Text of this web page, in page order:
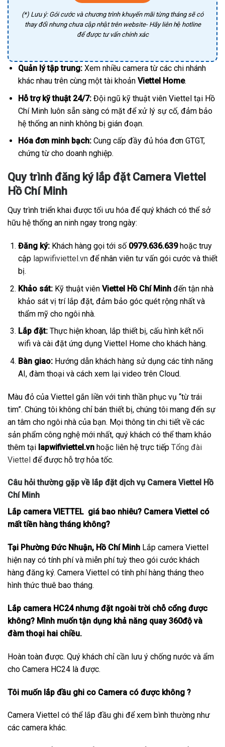
(*) Lưu ý: Gói cước và chương trình khuyến mãi từng tháng sẽ có
thay đổi nhưng chưa cập nhật trên website- Hãy liên hệ hotline
để được tư vấn chính xác
Quản lý tập trung:Xem nhiều camera từ các chi nhánh
khác nhau trên cùng một tài khoản Viettel Home.
Hỗ trợ kỹ thuật 24/7:Đội ngũ kỹ thuật viên Viettel tại Hồ
Chí Minh luôn sẵn sàng có mặt để xử lý sự cố, đảm bảo
hệ thống an ninh không bị gián đoạn.
Hóa đơn minh bạch:Cung cấp đầy đủ hóa đơn GTGT,
chứng từ cho doanh nghiệp.
Quy trình đăng ký lắp đặt Camera Viettel
Hồ Chí Minh
Quy trình triển khai được tối ưu hóa để quý khách có thể sở
hữu hệ thống an ninh ngay trong ngày:
Đăng ký:Khách hàng gọi tới số 0979.636.639hoặc truy
cập lapwifiviettel.vnđể nhân viên tư vấn gói cước và thiết
bị.
Khảo sát:Kỹ thuật viên Viettel Hồ Chí Minhđến tận nhà
khảo sát vị trí lắp đặt, đảm bảo góc quét rộng nhất và
thẩm mỹ cho ngôi nhà.
Lắp đặt:Thực hiện khoan, lắp thiết bị, cấu hình kết nối
wifi và cài đặt ứng dụng Viettel Home cho khách hàng.
Bàn giao:Hướng dẫn khách hàng sử dụng các tính năng
AI, đàm thoại và cách xem lại video trên Cloud.
Màu đỏ của Viettel gắn liền với tinh thần phục vụ “từ trái
tim”. Chúng tôi không chỉ bán thiết bị, chúng tôi mang đến sự
an tâm cho ngôi nhà của bạn. Mọi thông tin chi tiết về các
sản phẩm công nghệ mới nhất, quý khách có thể tham khảo
thêm tại lapwifiviettel.vn hoặc liên hệ trực tiếp Tổng đài
Viettel để được hỗ trợ hỏa tốc.
Câu hỏi thường gặp về lắp đặt dịch vụ Camera Viettel Hồ
Chí Minh
Lắp camera VIETTEL giá bao nhiêu? Camera Viettel có
mất tiền hàng tháng không?
Tại Phường Đức Nhuận, Hồ Chí Minh Lắp camera Viettel
hiện nay có tính phí và miễn phí tuỳ theo gói cước khách
hàng đăng ký. Camera Viettel có tính phí hàng tháng theo
hình thức thuê bao tháng.
Lắp camera HC24 nhưng đặt ngoài trời chỗ cổng được
không? Mình muốn tận dụng khả năng quay 360độ và
đàm thoại hai chiều.
Hoàn toàn được. Quý khách chỉ cần lưu ý chống nước và ẩm
cho Camera HC24 là được.
Tôi muốn lắp đầu ghi co Camera có được không ?
Camera Viettel có thể lắp đầu ghi để xem bình thường như
các camera khác.